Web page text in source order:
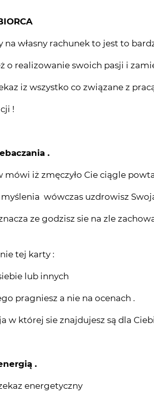
na własny rachunek to jest to
o realizowanie swoich pasji i
iz wszystko co związane z
!
.
mówi iż zmęczyło Cie ciągle
myślenia wówczas uzdrowisz
ze godzisz sie na zle
tej karty :
lub innych
pragniesz a nie na ocenach .
w której sie znajdujesz są dla
.
energetyczny